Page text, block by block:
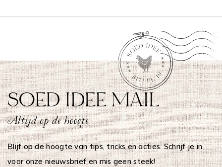
SOED IDEE MAIL
Altijd op de hoogte
Blijf op de hoogte van tips, tricks en acties. Schrijf je in
voor onze nieuwsbrief en mis geen steek!